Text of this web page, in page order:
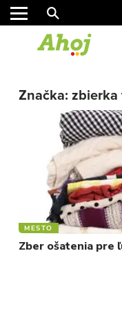
Značka: zbierka
MESTO
Zber ošatenia pre